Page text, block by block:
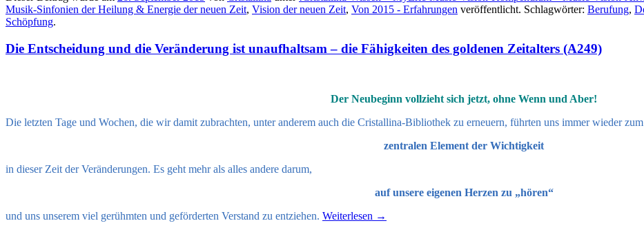
Musik-Sinfonien der Heilung & Energie der neuen Zeit, Vision der neuen Zeit, Von 2015 - Erfahrungen veröffentlicht. Schlagwörter: Berufung,
Schöpfung.
Die Entscheidung und die Veränderung ist unaufhaltsam – die Fähigkeiten des goldenen Zeitalters (A249)
Der Neubeginn vollzieht sich jetzt, ohne Wenn und Aber!
Die letzten Tage und Wochen, die wir damit zubrachten, unter anderem auch die Cristallina-Bibliothek zu erneuern, führten uns immer wieder zum
zentralen Element der Wichtigkeit
in dieser Zeit der Veränderungen. Es geht mehr als alles andere darum,
auf unsere eigenen Herzen zu „hören“
und uns unserem viel gerühmten und geförderten Verstand zu entziehen. Weiterlesen →